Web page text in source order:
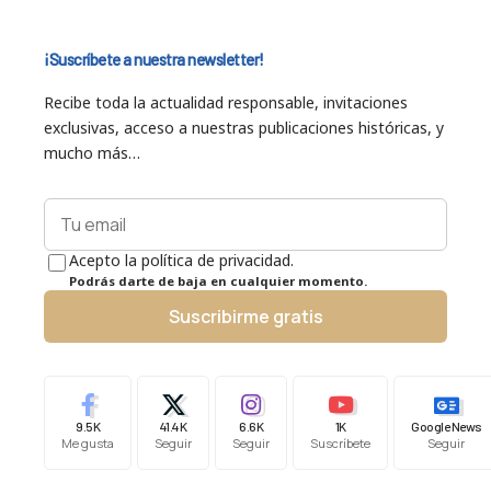
¡Suscríbete a nuestra newsletter!
Recibe toda la actualidad responsable, invitaciones
exclusivas, acceso a nuestras publicaciones históricas, y
mucho más…
Acepto la política de privacidad.
Podrás darte de baja en cualquier momento.
Suscribirme gratis
9.5K
Me gusta
41.4K
Seguir
6.6K
Seguir
1K
Suscríbete
Google News
Seguir